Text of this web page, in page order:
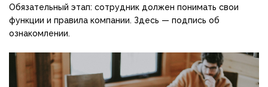
Обязательный этап: сотрудник должен понимать свои
функции и правила компании. Здесь — подпись об
ознакомлении.